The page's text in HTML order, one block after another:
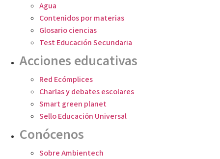
Agua
Contenidos por materias
Glosario ciencias
Test Educación Secundaria
Acciones educativas
Red Ecómplices
Charlas y debates escolares
Smart green planet
Sello Educación Universal
Conócenos
Sobre Ambientech